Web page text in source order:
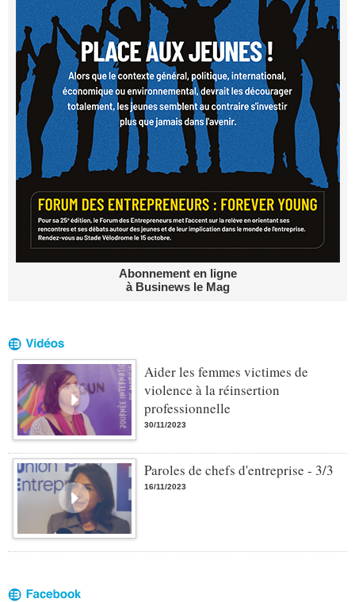
Abonnement en ligne
à Businews le Mag
Aider les femmes victimes de
violence à la réinsertion
professionnelle
30/11/2023
Paroles de chefs d'entreprise - 3/3
16/11/2023